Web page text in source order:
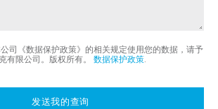
司《数据保护政策》的相关规定使用您的数据，请予
有限公司。版权所有。 数据保护政策
发送我的查询